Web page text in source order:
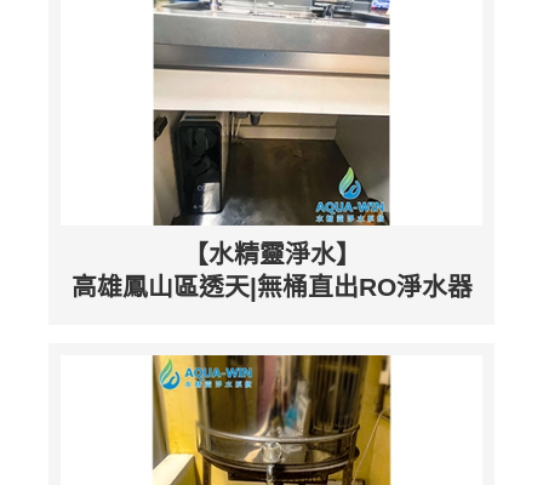
【水精靈淨水】
高雄鳳山區透天|無桶直出RO淨水器